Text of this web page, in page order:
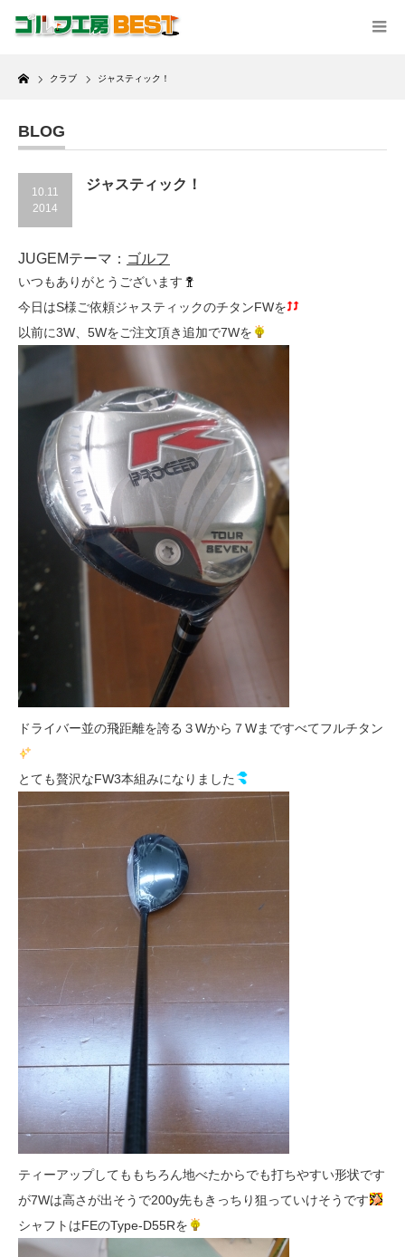
Home
クラブ ジャスティック！
BLOG
10.11
2014
ジャスティック！
JUGEMテーマ： ゴルフ
いつもありがとうございます
今日はS様ご依頼ジャスティックのチタンFWを
以前に3W、5Wをご注文頂き追加で7Wを
ドライバー並の飛距離を誇る３Wから７Wまですべてフルチタン
とても贅沢なFW3本組みになりました
ティーアップしてももちろん地べたからでも打ちやすい形状です
が7Wは高さが出そうで200y先もきっちり狙っていけそうです
シャフトはFEのType-D55Rを